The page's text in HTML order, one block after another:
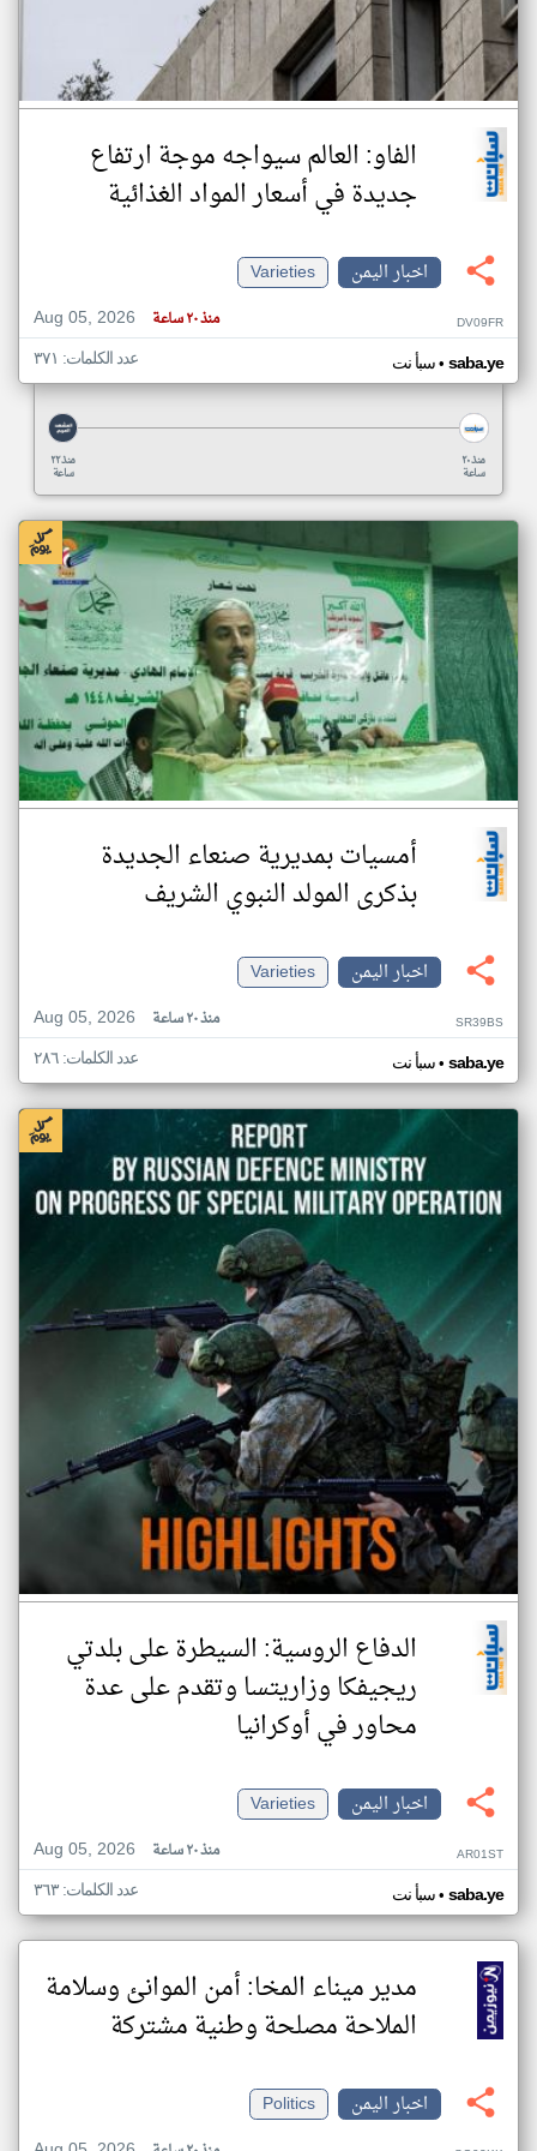
الفاو: العالم سيواجه موجة ارتفاع
جديدة في أسعار المواد الغذائية
اخبار اليمن
Varieties
Aug 05, 2026
منذ ٢٠ ساعة DV09FR
سبأ نت• saba.ye عدد الكلمات: ٣٧١
منذ ٢٢
ساعة
منذ ٢٠
ساعة
أمسيات بمديرية صنعاء الجديدة
بذكرى المولد النبوي الشريف
اخبار اليمن
Varieties
Aug 05, 2026
منذ ٢٠ ساعة SR39BS
سبأ نت• saba.ye عدد الكلمات: ٢٨٦
الدفاع الروسية: السيطرة على بلدتي
ريجيفكا وزاريتسا وتقدم على عدة
محاور في أوكرانيا
اخبار اليمن
Varieties
Aug 05, 2026
منذ ٢٠ ساعة AR01ST
سبأ نت• saba.ye عدد الكلمات: ٣٦٣
مدير ميناء المخا: أمن الموانئ وسلامة
الملاحة مصلحة وطنية مشتركة
اخبار اليمن
Politics